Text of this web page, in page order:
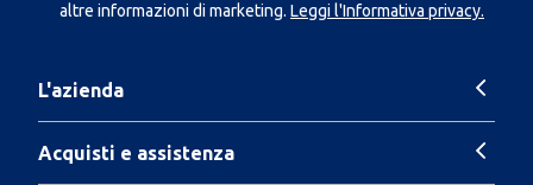
altre informazioni di marketing. Leggi l'Informativa privacy.
L'azienda
Acquisti e assistenza